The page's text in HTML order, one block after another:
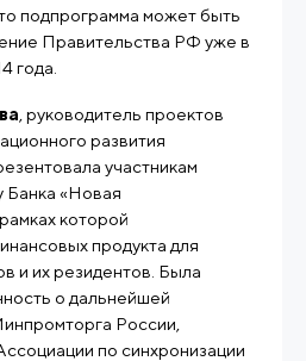
подпрограмма может быть
Правительства РФ уже в
года.
, руководитель проектов
развития
участникам
Банка «Новая
которой
продукта для
и их резидентов. Была
о дальнейшей
России,
по синхронизации